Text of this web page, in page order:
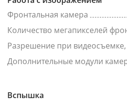
Фронтальная камера
Количество мегапикселей
Разрешение при
Дополнительные модули
Вспышка